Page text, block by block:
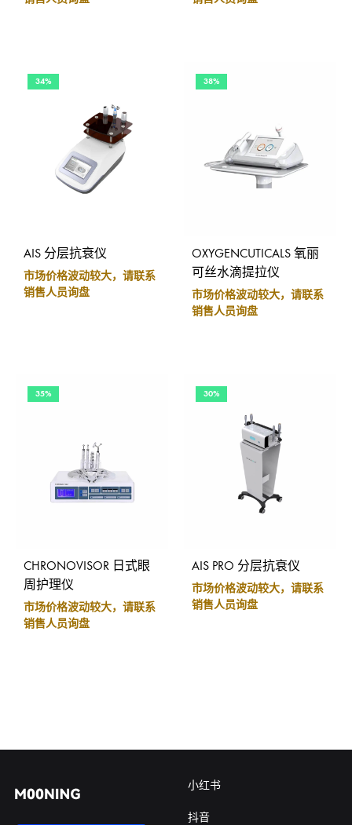
34%
AIS 分层抗衰仪
市场价格波动较大，请联系
销售人员询盘
38%
OXYGENCUTICALS 氧丽
可丝水滴提拉仪
市场价格波动较大，请联系
销售人员询盘
35%
CHRONOVISOR 日式眼
周护理仪
市场价格波动较大，请联系
销售人员询盘
30%
AIS PRO 分层抗衰仪
市场价格波动较大，请联系
销售人员询盘
小红书
抖音